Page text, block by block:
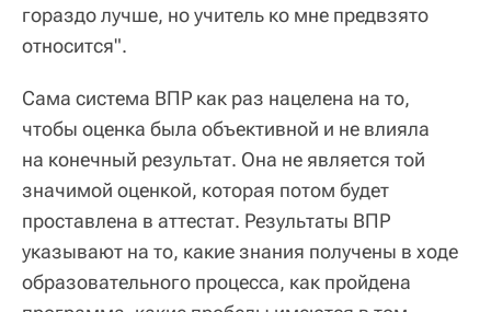
гораздо лучше, но учитель ко мне предвзято
относится".
Сама система ВПР как раз нацелена на то,
чтобы оценка была объективной и не влияла
на конечный результат. Она не является той
значимой оценкой, которая потом будет
проставлена в аттестат. Результаты ВПР
указывают на то, какие знания получены в ходе
образовательного процесса, как пройдена